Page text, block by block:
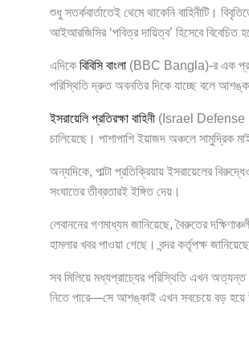
শুধু সতর্কবার্তাতেই থেমে থাকেনি বাহিনীটি।
আইআরজিসির ‘পবিত্র দায়িত্ব’ হিসেবে
এদিকে বিবিসি বাংলা(BBC Bangla)-র এক
পরিস্থিতি দ্রুত অবনতির দিকে যাচ্ছে বলে
ইসরায়েলি প্রতিরক্ষা বাহিনী(Israel Defense
চালিয়েছে। পাশাপাশি ইয়াজদ অঞ্চলে সামুদ্রিক
অন্যদিকে, পাল্টা প্রতিক্রিয়ায় ইসরায়েলের
সংঘাতের তীব্রতারই ইঙ্গিত দেয়।
লেবাননের গণমাধ্যম জানিয়েছে, বৈরুতের
হামলার খবর পাওয়া গেছে। বন্দর কর্তৃপক্ষ
সব মিলিয়ে মধ্যপ্রাচ্যের পরিস্থিতি এখন অত্যন্ত
নিতে পারে—সে আশঙ্কাই এখন সবচেয়ে বড় হয়ে